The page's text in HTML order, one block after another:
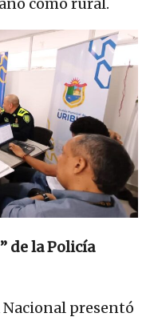
de la Policía
presentó